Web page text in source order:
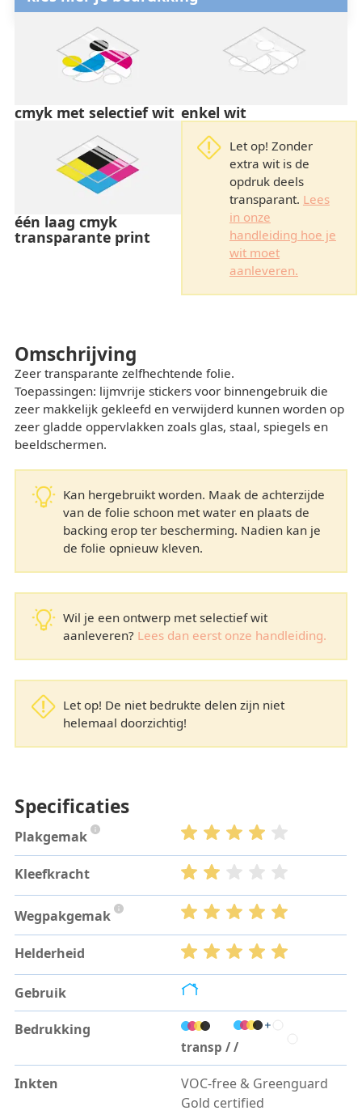
cmyk met selectief wit enkel wit
één laag cmyk
transparante print
Let op! Zonder
extra wit is de
opdruk deels
transparant. Lees
in onze
handleiding hoe je
wit moet
aanleveren.
Omschrijving
Zeer transparante zelfhechtende folie.
Toepassingen: lijmvrije stickers voor binnengebruik die
zeer makkelijk gekleefd en verwijderd kunnen worden op
zeer gladde oppervlakken zoals glas, staal, spiegels en
beeldschermen.
Kan hergebruikt worden. Maak de achterzijde
van de folie schoon met water en plaats de
backing erop ter bescherming. Nadien kan je
de folie opnieuw kleven.
Wil je een ontwerp met selectief wit
aanleveren? Lees dan eerst onze handleiding.
Let op! De niet bedrukte delen zijn niet
helemaal doorzichtig!
Specificaties
Plakgemak
Kleefkracht
Wegpakgemak
Helderheid
Gebruik
Bedrukking
transp / /
Inkten
VOC-free & Greenguard
Gold certified